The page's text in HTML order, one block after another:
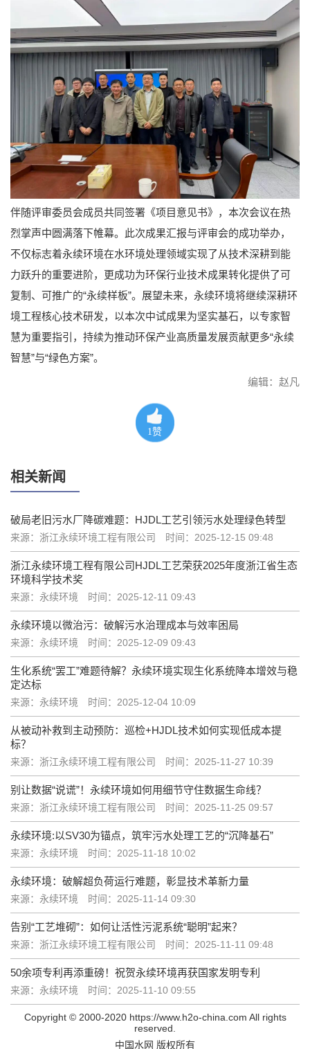
伴随评审委员会成员共同签署《项目意见书》，本次会议在热
烈掌声中圆满落下帷幕。此次成果汇报与评审会的成功举办，
不仅标志着永续环境在水环境处理领域实现了从技术深耕到能
力跃升的重要进阶，更成功为环保行业技术成果转化提供了可
复制、可推广的“永续样板”。展望未来，永续环境将继续深耕环
境工程核心技术研发，以本次中试成果为坚实基石，以专家智
慧为重要指引，持续为推动环保产业高质量发展贡献更多“永续
智慧”与“绿色方案”。
编辑：赵凡
1赞
相关新闻
破局老旧污水厂降碳难题：HJDL工艺引领污水处理绿色转型
来源：浙江永续环境工程有限公司 时间：2025-12-15 09:48
浙江永续环境工程有限公司HJDL工艺荣获2025年度浙江省生态
环境科学技术奖
来源：永续环境 时间：2025-12-11 09:43
永续环境以微治污：破解污水治理成本与效率困局
来源：永续环境 时间：2025-12-09 09:43
生化系统“罢工”难题待解？永续环境实现生化系统降本增效与稳
定达标
来源：永续环境 时间：2025-12-04 10:09
从被动补救到主动预防：巡检+HJDL技术如何实现低成本提
标？
来源：浙江永续环境工程有限公司 时间：2025-11-27 10:39
别让数据“说谎”！永续环境如何用细节守住数据生命线？
来源：浙江永续环境工程有限公司 时间：2025-11-25 09:57
永续环境:以SV30为锚点，筑牢污水处理工艺的“沉降基石”
来源：永续环境 时间：2025-11-18 10:02
永续环境：破解超负荷运行难题，彰显技术革新力量
来源：永续环境 时间：2025-11-14 09:30
告别“工艺堆砌”：如何让活性污泥系统“聪明”起来？
来源：浙江永续环境工程有限公司 时间：2025-11-11 09:48
50余项专利再添重磅！祝贺永续环境再获国家发明专利
来源：永续环境 时间：2025-11-10 09:55
Copyright © 2000-2020 https://www.h2o-china.com All rights
reserved.
中国水网 版权所有